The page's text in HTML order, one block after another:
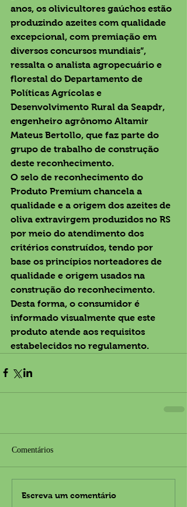
anos, os olivicultores gaúchos estão
produzindo azeites com qualidade
excepcional, com premiação em
diversos concursos mundiais”,
ressalta o analista agropecuário e
florestal do Departamento de
Políticas Agrícolas e
Desenvolvimento Rural da Seapdr,
engenheiro agrônomo Altamir
Mateus Bertollo, que faz parte do
grupo de trabalho de construção
deste reconhecimento.
O selo de reconhecimento do
Produto Premium chancela a
qualidade e a origem dos azeites de
oliva extravirgem produzidos no RS
por meio do atendimento dos
critérios construídos, tendo por
base os princípios norteadores de
qualidade e origem usados na
construção do reconhecimento.
Desta forma, o consumidor é
informado visualmente que este
produto atende aos requisitos
estabelecidos no regulamento.
Comentários
Escreva um comentário